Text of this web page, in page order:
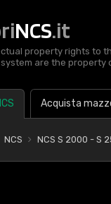
NCS.it
property rights to
system are the property
Acquista
NCS NCS S 2000 - S